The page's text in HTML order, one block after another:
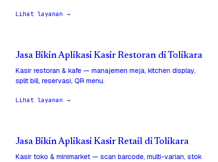
Lihat layanan →
Jasa Bikin Aplikasi Kasir Restoran di Tolikara
Kasir restoran & kafe — manajemen meja, kitchen display,
split bill, reservasi, QR menu.
Lihat layanan →
Jasa Bikin Aplikasi Kasir Retail di Tolikara
Kasir toko & minimarket — scan barcode, multi-varian, stok